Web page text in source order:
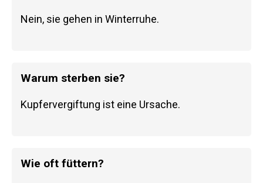
Nein, sie gehen in Winterruhe.
Warum sterben sie?
Kupfervergiftung ist eine Ursache.
Wie oft füttern?